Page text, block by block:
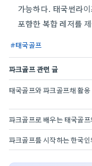
가능하다. 태국썬라
포함한 복합 레저를
태국골프
파크골프 관련 글
파크골프로 배우는 태국골
파크골프를 시작하는 한국